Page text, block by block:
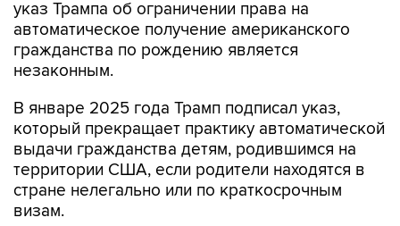
гражданства по рождению является
незаконным.
В январе 2025 года Трамп подписал указ,
выдачи гражданства детям, родившимся на
территории США, если родители находятся в
стране нелегально или по краткосрочным
визам.
Право на гражданство по рождению